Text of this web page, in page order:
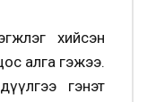
хийсэн
алга гэжээ.
гэнэт